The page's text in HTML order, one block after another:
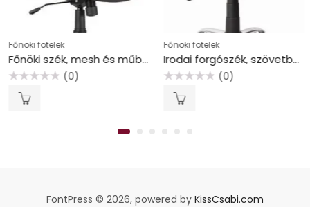
Főnöki fotelek
Főnöki szék, mesh és műbőr borítás, műanyag lábkereszt, “Oregon”, szürke-narancs
(0)
Főnöki fotelek
Irodai forgószék, szövetborítás, krómozott lábkereszt, “Texas”, fekete
(0)
FontPress © 2026, powered by KissCsabi.com